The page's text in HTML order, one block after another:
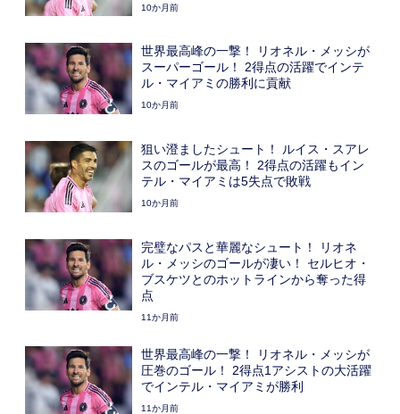
10か月前
世界最高峰の一撃！ リオネル・メッシが
スーパーゴール！ 2得点の活躍でインテ
ル・マイアミの勝利に貢献
10か月前
狙い澄ましたシュート！ ルイス・スアレ
スのゴールが最高！ 2得点の活躍もイン
テル・マイアミは5失点で敗戦
10か月前
完璧なパスと華麗なシュート！ リオネ
ル・メッシのゴールが凄い！ セルヒオ・
ブスケツとのホットラインから奪った得
点
11か月前
世界最高峰の一撃！ リオネル・メッシが
圧巻のゴール！ 2得点1アシストの大活躍
でインテル・マイアミが勝利
11か月前